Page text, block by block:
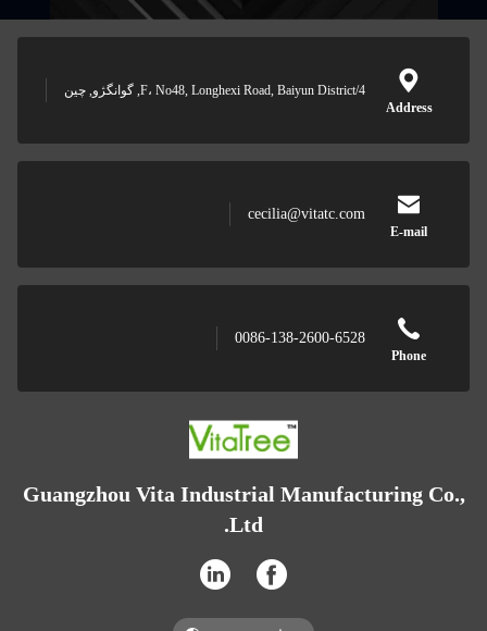
Address
4/F، No48, Longhexi Road, Baiyun District, گوانگژو, چین
E-mail
cecilia@vitatc.com
Phone
0086-138-2600-6528
Guangzhou Vita Industrial Manufacturing Co.,
Ltd.